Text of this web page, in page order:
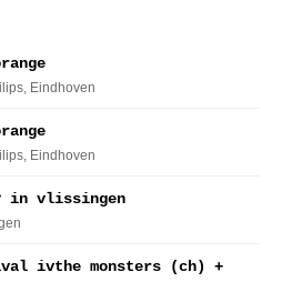
, Eindhoven
, Eindhoven
in vlissingen
ivthe monsters (ch) +